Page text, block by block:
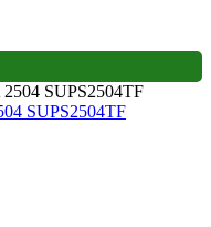
SUPS2504TF